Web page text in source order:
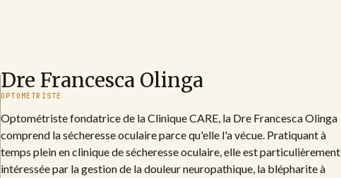
Dre Francesca Olinga
OPTOMÉTRISTE
Optométriste fondatrice de la Clinique CARE, la Dre Francesca Olinga
comprend la sécheresse oculaire parce qu'elle l'a vécue. Pratiquant à
temps plein en clinique de sécheresse oculaire, elle est particulièrement
intéressée par la gestion de la douleur neuropathique, la blépharite à